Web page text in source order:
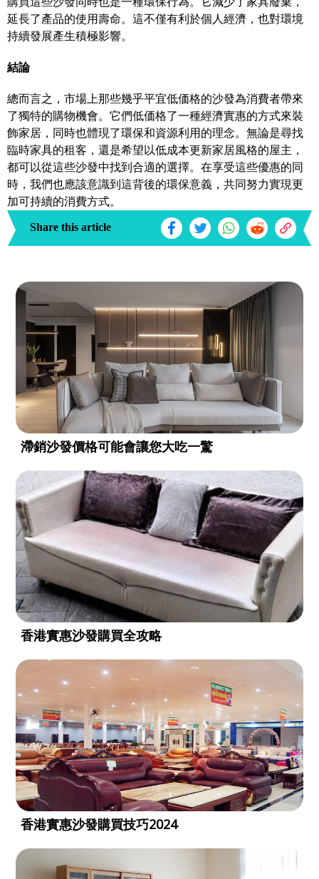
延長了產品的使用壽命。這不僅有利於個人經濟，也對環境
持續發展產生積極影響。
結論
總而言之，市場上那些幾乎平宜低価格的沙發為消費者帶來
了獨特的購物機會。它們低価格了一種經濟實惠的方式來裝
飾家居，同時也體現了環保和資源利用的理念。無論是尋找
臨時家具的租客，還是希望以低成本更新家居風格的屋主，
都可以從這些沙發中找到合適的選擇。在享受這些優惠的同
時，我們也應該意識到這背後的環保意義，共同努力實現更
加可持續的消費方式。
Share this article
滯銷沙發價格可能會讓您大吃一驚
香港實惠沙發購買全攻略
香港實惠沙發購買技巧2024